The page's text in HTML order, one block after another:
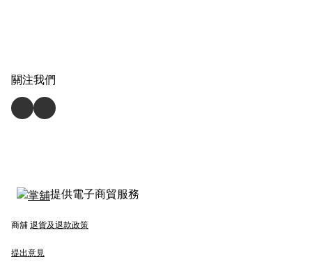
關注我們
提供電子商貿服務
商舖 退貨及退款政策
提出意見